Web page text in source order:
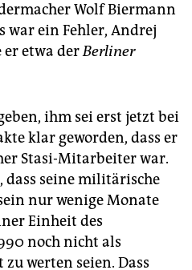
Wolf Biermann
war ein Fehler, Andrej
er etwa derBerliner
ihm sei erst jetzt bei
klar geworden, dass er
Stasi-Mitarbeiter war.
dass seine militärische
nur wenige Monate
Einheit des
noch nicht als
werten seien. Dass